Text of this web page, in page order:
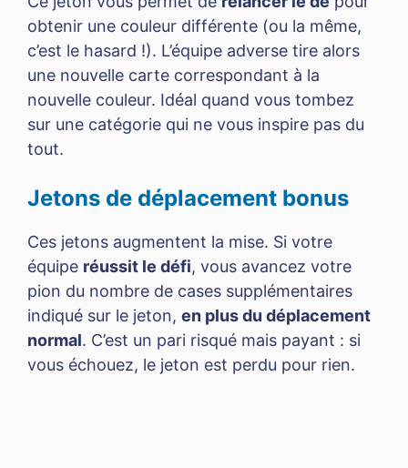
obtenir une couleur différente (ou la même,
c’est le hasard !). L’équipe adverse tire alors
une nouvelle carte correspondant à la
nouvelle couleur. Idéal quand vous tombez
sur une catégorie qui ne vous inspire pas du
tout.
Jetons de déplacement bonus
Ces jetons augmentent la mise. Si votre
équipe réussit le défi, vous avancez votre
pion du nombre de cases supplémentaires
indiqué sur le jeton, en plus du déplacement
normal. C’est un pari risqué mais payant : si
vous échouez, le jeton est perdu pour rien.